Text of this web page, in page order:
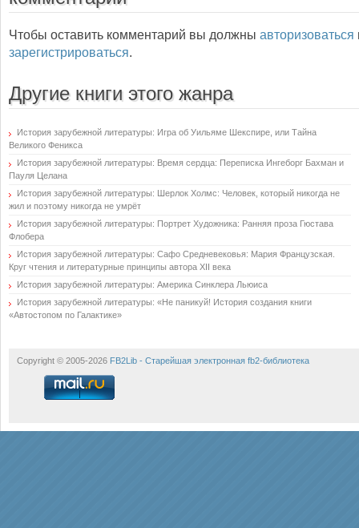
Чтобы оставить комментарий вы должны авторизоваться
зарегистрироваться.
Другие книги этого жанра
История зарубежной литературы: Игра об Уильяме Шекспире, или Тайна
Великого Феникса
История зарубежной литературы: Время сердца: Переписка Ингеборг Бахман и
Пауля Целана
История зарубежной литературы: Шерлок Холмс: Человек, который никогда не
жил и поэтому никогда не умрёт
История зарубежной литературы: Портрет Художника: Ранняя проза Гюстава
Флобера
История зарубежной литературы: Сафо Средневековья: Мария Французская.
Круг чтения и литературные принципы автора XII века
История зарубежной литературы: Америка Синклера Льюиса
История зарубежной литературы: «Не паникуй! История создания книги
«Автостопом по Галактике»
Copyright © 2005-2026 FB2Lib - Старейшая электронная fb2-библиотека